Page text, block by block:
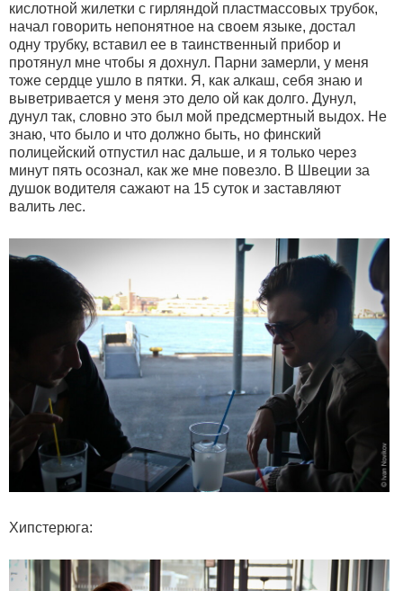
кислотной жилетки с гирляндой пластмассовых трубок,
начал говорить непонятное на своем языке, достал
одну трубку, вставил ее в таинственный прибор и
протянул мне чтобы я дохнул. Парни замерли, у меня
тоже сердце ушло в пятки. Я, как алкаш, себя знаю и
выветривается у меня это дело ой как долго. Дунул,
дунул так, словно это был мой предсмертный выдох. Не
знаю, что было и что должно быть, но финский
полицейский отпустил нас дальше, и я только через
минут пять осознал, как же мне повезло. В Швеции за
душок водителя сажают на 15 суток и заставляют
валить лес.
Хипстерюга: